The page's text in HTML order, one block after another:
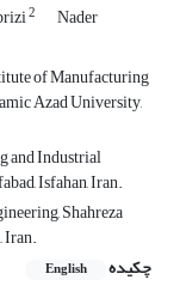
2 Nader
of Manufacturing
Azad University,
and Industrial
Isfahan, Iran.
Shahreza
Iran.
چکیده
English